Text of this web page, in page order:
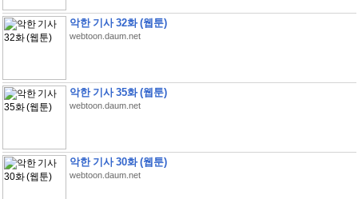
악한 기사 32화 (웹툰)
webtoon.daum.net
악한 기사 35화 (웹툰)
webtoon.daum.net
악한 기사 30화 (웹툰)
webtoon.daum.net